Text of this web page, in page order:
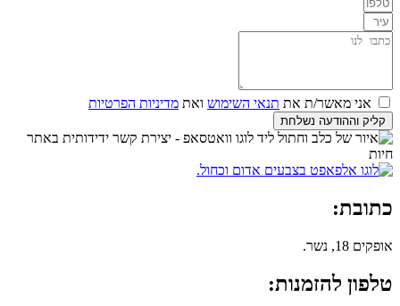
אני מאשר/ת את תנאי השימוש ואת מדיניות הפרטיות
קליק וההודעה נשלחת
כתובת:
אופקים 18, נשר.
טלפון להזמנות: